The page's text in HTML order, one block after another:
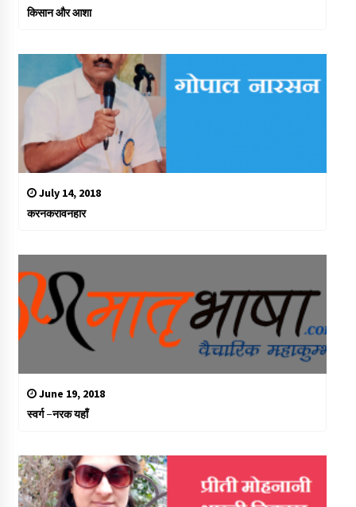
किसान और आशा
July 14, 2018
करनकरावनहार
June 19, 2018
स्वर्ग -नरक यहाँ